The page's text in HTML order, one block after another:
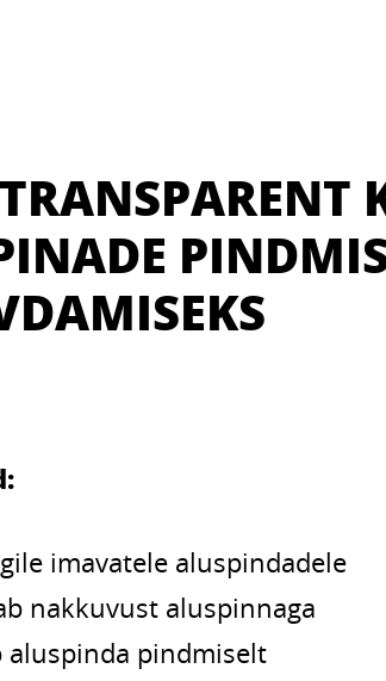
imavatele aluspindadele
nakkuvust aluspinnaga
aluspinda pindmiselt